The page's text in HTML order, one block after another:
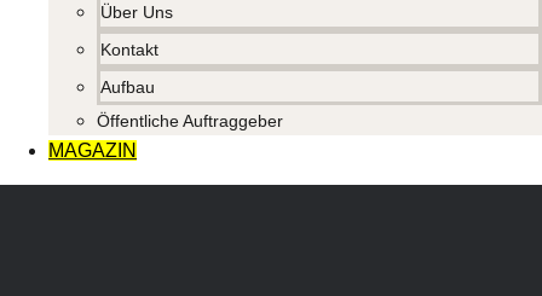
Über Uns
Kontakt
Aufbau
Öffentliche Auftraggeber
MAGAZIN